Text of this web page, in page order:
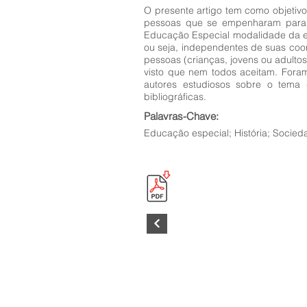
O presente artigo tem como
pessoas que se empenharam
Educação Especial modalidade da
ou seja, independentes de suas
pessoas (crianças, jovens ou
visto que nem todos aceitam.
autores estudiosos sobre o
bibliográficas.
Palavras-Chave:
Educação especial; História;